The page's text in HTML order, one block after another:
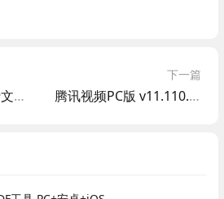
VPot v1.8.2409 免费文字转语音
下一篇
腾讯视频PC版 v11.110.9589 纯净免安装版